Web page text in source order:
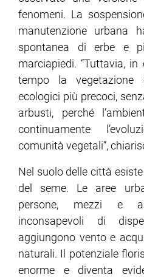
fenomeni. La
manutenzione urbana
spontanea di erbe e
marciapiedi. “Tuttavia,
tempo la
ecologici più precoci,
arbusti, perché
continuamente
comunità vegetali”,
Nel suolo delle città
del seme. Le aree
persone, mezzi e
inconsapevoli di
aggiungono vento e
naturali. Il potenziale
enorme e diventa